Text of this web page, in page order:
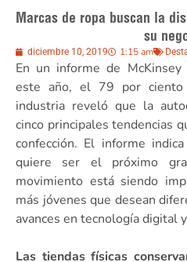
Marcas de ropa buscan la
su
diciembre 10, 2019 1:15 am
En un informe de
este año, el 79 por
industria reveló que la
cinco principales tendencias
confección. El informe
quiere ser el próximo
movimiento está siendo
más jóvenes que desean
avances en tecnología digital
Las tiendas físicas